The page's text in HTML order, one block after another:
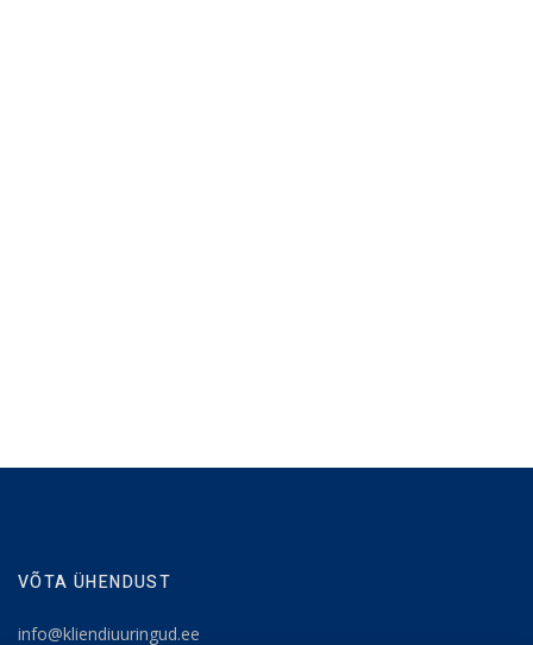
VÕTA ÜHENDUST
info@kliendiuuringud.ee